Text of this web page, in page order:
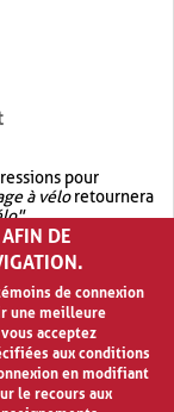
pour
à véloretournera
.
OR.garage OR vélo
à vélo
DE
de connexion
une meilleure
acceptez
aux conditions
en modifiant
le recours aux